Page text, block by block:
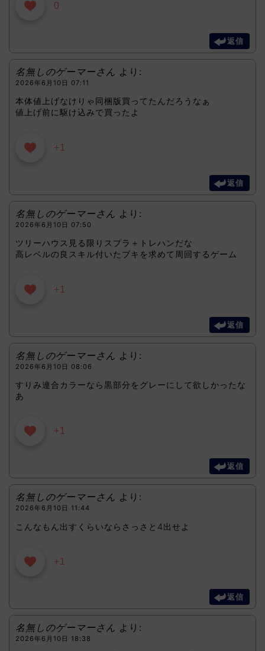
0
返信
名無しのゲーマーさん より:
2026年6月10日 07:11
本体値上げなけりゃ同梱版買ってたんだろうなぁ
値上げ前に駆け込みで買ったよ
+1
返信
名無しのゲーマーさん より:
2026年6月10日 07:50
ツリーハウス見る限りスプラ＋トレハンだな
高レベルの良スキル付いたブキを求めて周回するゲーム
+1
返信
名無しのゲーマーさん より:
2026年6月10日 08:06
すりみ連合カラーなら黒部分をグレーにして欲しかったな
あ
+1
返信
名無しのゲーマーさん より:
2026年6月10日 11:44
こんなもん出すくらいならさっさと4出せよ
+1
返信
名無しのゲーマーさん より:
2026年6月10日 18:38